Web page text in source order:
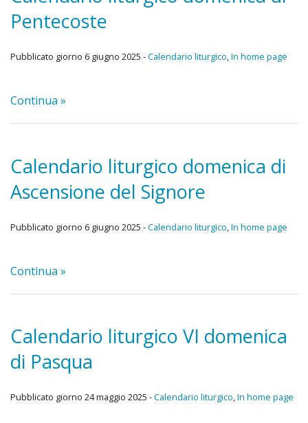
Pentecoste
Pubblicato giorno 6 giugno 2025 -Calendario liturgico,In home page
Continua »
Calendario liturgico domenica di
Ascensione del Signore
Pubblicato giorno 6 giugno 2025 -Calendario liturgico In home page
Continua »
Calendario liturgico VI domenica
di Pasqua
Pubblicato giorno 24 maggio 2025 -Calendario liturgico,In home page